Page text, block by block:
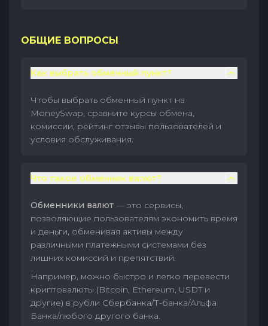
ОБЩИЕ ВОПРОСЫ
Как выбрать обменный пункт?
Чтобы выбрать обменный пункт на
MoneySwap, сравните курсы обмена,
комиссии, рейтинг отзывы пользователей и
условия обслуживания.
Что такое обменник валют?
Обменники валют — это сервисы,
позволяющие пользователям экономить время
и деньги, обменивая активы между
различными платежными системами без
лишних комиссий и препятствий.
Например, можно быстро и легко перевести
криптовалюты (Bitcoin, Ethereum, USDT и
другие) в рубли Сбербанка/Т-банка/Альфа
Банка/любого другого банка.